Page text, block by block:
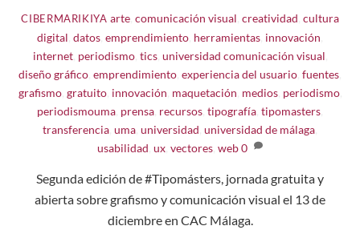
CIBERMARIKIYA arte, comunicación visual creatividad cultura
digital datos emprendimiento herramientas innovación
internet, periodismo, tics, universidad comunicación visual
diseño gráfico emprendimiento experiencia del usuario fuentes
grafismo, gratuito, innovación maquetación medios, periodismo,
periodismouma prensa recursos tipografía tipomasters
transferencia uma universidad universidad de málaga
usabilidad ux, vectores, web0
Segunda edición de #Tipomásters, jornada gratuita y
abierta sobre grafismo y comunicación visual el 13 de
diciembre en CAC Málaga.